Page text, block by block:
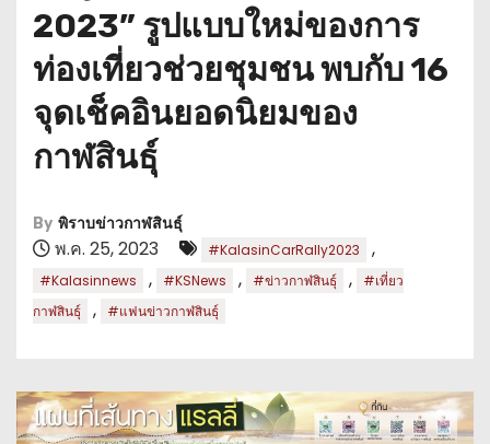
2023” รูปแบบใหม่ของการ
ท่องเที่ยวช่วยชุมชน พบกับ 16
จุดเช็คอินยอดนิยมของ
กาฬสินธุ์
By พิราบข่าวกาฬสินธุ์
พ.ค. 25, 2023 #KalasinCarRally2023 ,
#Kalasinnews , #KSNews , #ข่าวกาฬสินธุ์ ,
#เที่ยว
กาฬสินธุ์
, #แฟนข่าวกาฬสินธุ์